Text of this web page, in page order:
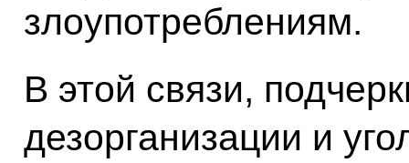
злоупотреблениям.
В этой связи,
дезорганизации и